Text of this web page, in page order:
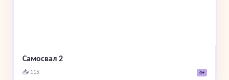
Самосвал 2
📥 115 4+